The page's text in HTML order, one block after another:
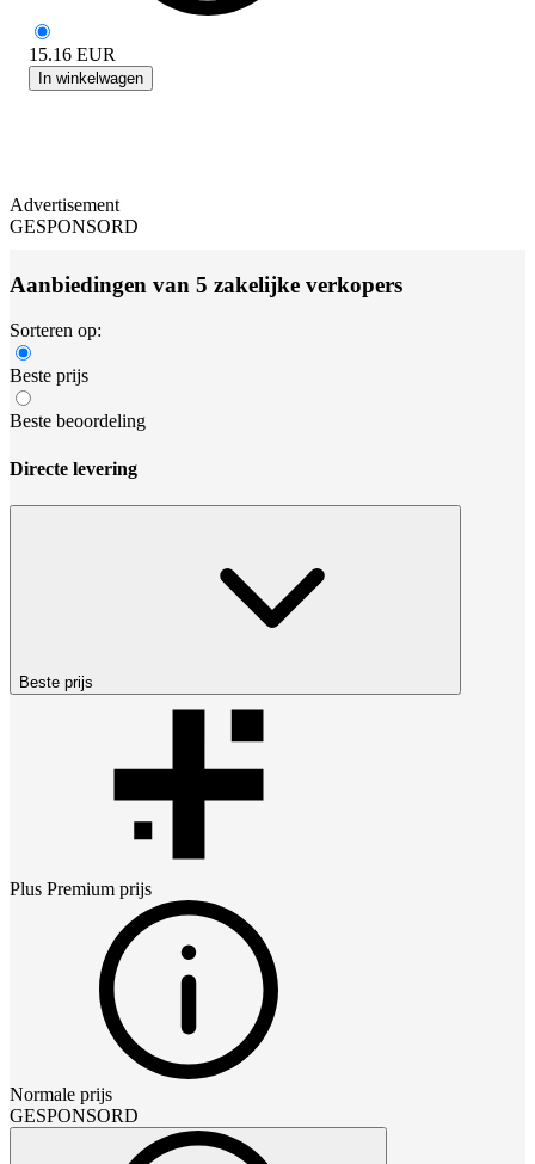
15.16 EUR
In winkelwagen
Advertisement
GESPONSORD
Aanbiedingen van 5 zakelijke verkopers
Sorteren op:
Beste prijs
Beste beoordeling
Directe levering
Beste prijs
Plus Premium prijs
Normale prijs
GESPONSORD